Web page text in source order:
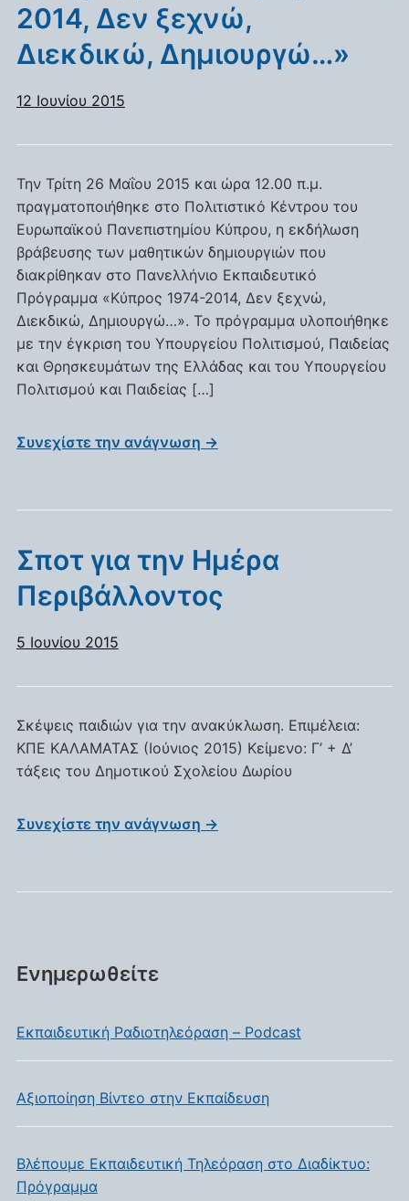
Ενημερωθείτε
Eκπαιδευτική Ραδιοτηλεόραση – Podcast
Αξιοποίηση Βίντεο στην Εκπαίδευση
Βλέπουμε Εκπαιδευτική Τηλεόραση στο Διαδίκτυο:
Πρόγραμμα
2014, Δεν ξεχνώ,
Διεκδικώ, Δημιουργώ…»
12 Ιουνίου 2015
Την Τρίτη 26 Μαΐου 2015 και ώρα 12.00 π.μ.
πραγματοποιήθηκε στο Πολιτιστικό Κέντρου του
Ευρωπαϊκού Πανεπιστημίου Κύπρου, η εκδήλωση
βράβευσης των μαθητικών δημιουργιών που
διακρίθηκαν στο Πανελλήνιο Εκπαιδευτικό
Πρόγραμμα «Κύπρος 1974-2014, Δεν ξεχνώ,
Διεκδικώ, Δημιουργώ…». Το πρόγραμμα υλοποιήθηκε
με την έγκριση του Υπουργείου Πολιτισμού, Παιδείας
και Θρησκευμάτων της Ελλάδας και του Υπουργείου
Πολιτισμού και Παιδείας […]
Συνεχίστε την ανάγνωση →
Σποτ για την Ημέρα
Περιβάλλοντος
5 Ιουνίου 2015
Σκέψεις παιδιών για την ανακύκλωση. Επιμέλεια:
ΚΠΕ ΚΑΛΑΜΑΤΑΣ (Ιούνιος 2015) Κείμενο: Γ’ + Δ’
τάξεις του Δημοτικού Σχολείου Δωρίου
Συνεχίστε την ανάγνωση →